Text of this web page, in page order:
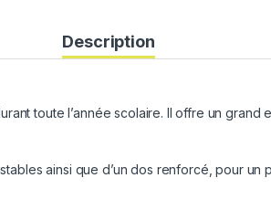
Description
toute l’année scolaire. Il offre un
ainsi que d’un dos renforcé, pour un